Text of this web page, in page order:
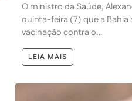
O ministro da Saúde,
quinta-feira (7) que a
vacinação contra o…
LEIA MAIS